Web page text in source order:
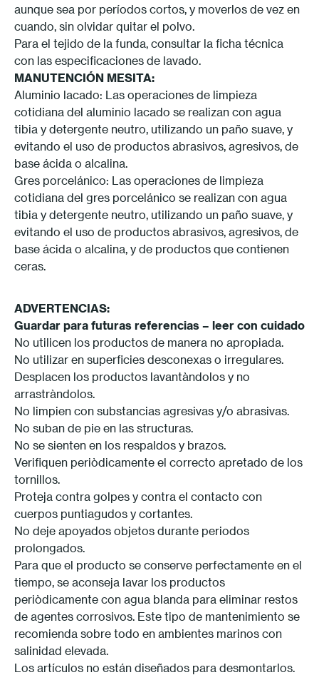
aunque sea por períodos cortos, y moverlos de vez en
cuando, sin olvidar quitar el polvo.
Para el tejido de la funda, consultar la ficha técnica
con las especificaciones de lavado.
MANUTENCIÓN MESITA:
Aluminio lacado: Las operaciones de limpieza
cotidiana del aluminio lacado se realizan con agua
tibia y detergente neutro, utilizando un paño suave, y
evitando el uso de productos abrasivos, agresivos, de
base ácida o alcalina.
Gres porcelánico: Las operaciones de limpieza
cotidiana del gres porcelánico se realizan con agua
tibia y detergente neutro, utilizando un paño suave, y
evitando el uso de productos abrasivos, agresivos, de
base ácida o alcalina, y de productos que contienen
ceras.
ADVERTENCIAS:
Guardar para futuras referencias – leer con cuidado
No utilicen los productos de manera no apropiada.
No utilizar en superficies desconexas o irregulares.
Desplacen los productos lavantàndolos y no
arrastràndolos.
No limpien con substancias agresivas y/o abrasivas.
No suban de pie en las structuras.
No se sienten en los respaldos y brazos.
Verifiquen periòdicamente el correcto apretado de los
tornillos.
Proteja contra golpes y contra el contacto con
cuerpos puntiagudos y cortantes.
No deje apoyados objetos durante periodos
prolongados.
Para que el producto se conserve perfectamente en el
tiempo, se aconseja lavar los productos
periòdicamente con agua blanda para eliminar restos
de agentes corrosivos. Este tipo de mantenimiento se
recomienda sobre todo en ambientes marinos con
salinidad elevada.
Los artículos no están diseñados para desmontarlos.